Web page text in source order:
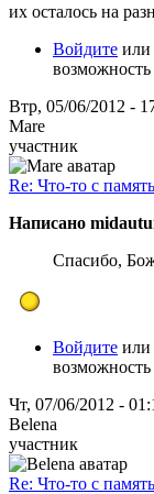
их осталось на
Войдите или
Втр, 05/06/2012 -
Mare
участник
Re: Что-то с
Написано
Спасибо,
Войдите или
Чт, 07/06/2012 -
Belena
участник
Re: Что-то с